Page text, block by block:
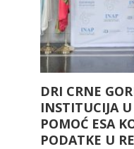
DRI CRNE
INSTITUCIJA
POMOĆ ESA
PODATKE U